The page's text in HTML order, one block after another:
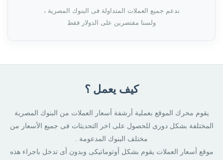
ندعم جميع العملات المتداولة فى البنوك المصرية ،
ولسنا مقتصرين على الدولار فقط
كيف يعمل ؟
يقوم محرك الموقع بعملية أرشفة أسعار العملات من البنوك المصرية
المختلفة بشكل دورى للحصول على اخر التحديثات فى جميع الأسعار من
مختلف البنوك المدعومة .
موقع أسعار العملات يقوم بشكل أوتوماتيكى وبدون أى تدخل باجراء هذه